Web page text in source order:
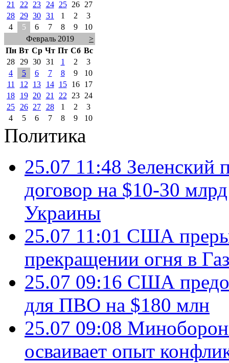
21 22 23 24 25 26
27
28
29 30 31 1 2
3
4
5 6 7 8 9
10
Февраль 2019
>
Пн Вт Ср Чт Пт Сб Вс
28
29 30 31 1 2
3
4
5 6 7 8 9
10
11
12 13 14 15 16
17
18
19 20 21 22 23
24
25
26 27 28 1 2
3
4
5 6 7 8 9 10
Политика
25.07 11:48 Зеленский
договор на $10-30
Украины
25.07 11:01 США
прекращении огня в
25.07 09:16 США
для ПВО на $180 млн
25.07 09:08
осваивает опыт